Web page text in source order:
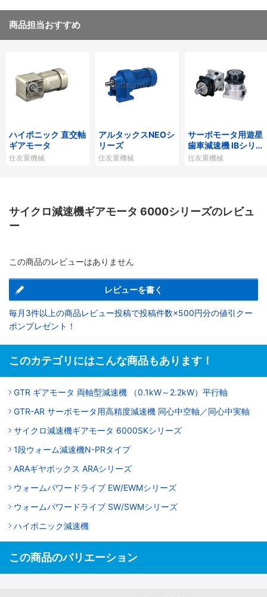
商品担当おすすめ
ハイポニック 直交軸
ギアモータ
住友重機械
アルタックスNEOシ
リーズ
住友重機械
サーボモータ用遊星
歯車減速機 IBシリー
ズP1タイプ
住友重機械
サイクロ減速機ギアモータ 6000シリーズのレビュ
ー
この商品のレビューはありません
レビューを書く
毎月3件以上の商品レビュー投稿で投稿件数×500円分の値引クー
ポンプレゼント！
このカテゴリにはこんな商品もあります！
GTR ギアモータ 両軸型減速機 （0.1kW～2.2kW）平行軸
GTR-AR サーボモータ用高精度減速機 同心中空軸／同心中実軸
サイクロ減速機ギアモータ 6000SKシリーズ
1段ウォーム減速機N-PRタイプ
ARAギヤボックス ARAシリーズ
ウォームパワードライブ EW/EWMシリーズ
ウォームパワードライブ SW/SWMシリーズ
ハイポニック減速機
この商品のバリエーション